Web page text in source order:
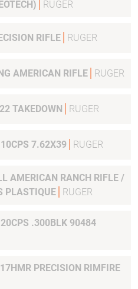
RUGER
RIFLE RUGER
AMERICAN RIFLE RUGER
TAKEDOWN RUGER
7.62X39 RUGER
AMERICAN RANCH RIFLE /
PLASTIQUE
RUGER
.300BLK 90484
RIMFIRE